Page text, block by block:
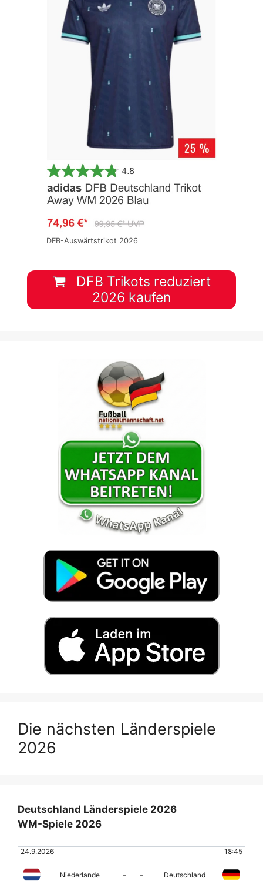
DFB-Auswärtstrikot 2026
DFB Trikots reduziert
2026 kaufen
Die nächsten Länderspiele
2026
Deutschland Länderspiele 2026
WM-Spiele 2026
24.9.2026 18:45
Niederlande - - Deutschland